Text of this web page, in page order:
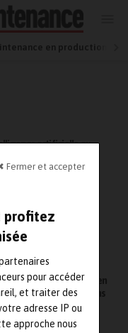
Fermer et accepter
profitez
pour accéder
et traiter des
adresse IP ou
approche nous
en production
artificielle au
et la société
Asystom
à suivre pour mettre en
maintenance 4.0 dans